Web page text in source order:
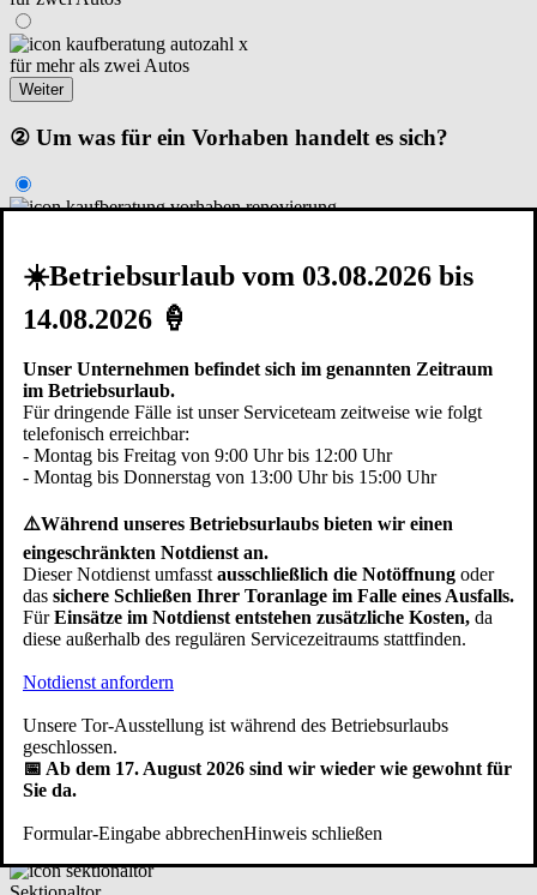
für mehr als zwei Autos
Weiter
② Um was für ein Vorhaben handelt es sich?
Neubau – Garage steht schon
Neubau – in der Planungsphase
Zurück Weiter
③ Die Garage ist...
im Haus integriert
neben dem Haus angebaut/freistehend
Zurück Weiter
④ An welchen Tortyp haben Sie gedacht?
Schwingtor (Kipptor)
☀️Betriebsurlaub vom 03.08.2026 bis
14.08.2026 🍦
Unser Unternehmen befindet sich im genannten Zeitraum
im Betriebsurlaub.
Für dringende Fälle ist unser Serviceteam zeitweise wie folgt
telefonisch erreichbar:
- Montag bis Freitag von 9:00 Uhr bis 12:00 Uhr
- Montag bis Donnerstag von 13:00 Uhr bis 15:00 Uhr
⚠️Während unseres Betriebsurlaubs bieten wir einen
eingeschränkten Notdienst an.
Dieser Notdienst umfasstausschließlich die Notöffnung oder
das sichere Schließen Ihrer Toranlage im Falle eines Ausfalls.
FürEinsätze im Notdienst entstehen zusätzliche Kosten, da
diese außerhalb des regulären Servicezeitraums stattfinden.
Notdienst anfordern
Unsere Tor-Ausstellung ist während des Betriebsurlaubs
geschlossen.
📅 Ab dem 17. August 2026 sind wir wieder wie gewohnt für
Sie da.
Formular-Eingabe abbrechenHinweis schließen